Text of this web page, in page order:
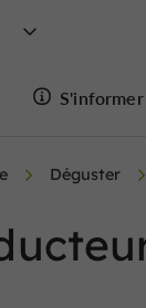
S'informer
Déguster